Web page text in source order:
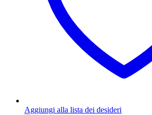
Aggiungi alla lista dei desideri